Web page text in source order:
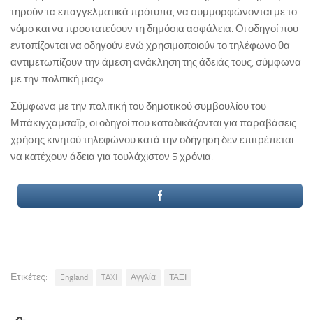
τηρούν τα επαγγελματικά πρότυπα, να συμμορφώνονται με το
νόμο και να προστατεύουν τη δημόσια ασφάλεια. Οι οδηγοί που
εντοπίζονται να οδηγούν ενώ χρησιμοποιούν το τηλέφωνο θα
αντιμετωπίζουν την άμεση ανάκληση της άδειάς τους, σύμφωνα
με την πολιτική μας».
Σύμφωνα με την πολιτική του δημοτικού συμβουλίου του
Μπάκιγχαμσαϊρ, οι οδηγοί που καταδικάζονται για παραβάσεις
χρήσης κινητού τηλεφώνου κατά την οδήγηση δεν επιτρέπεται
να κατέχουν άδεια για τουλάχιστον 5 χρόνια.
Ετικέτες: England TAXI Αγγλία ΤΑΞΙ